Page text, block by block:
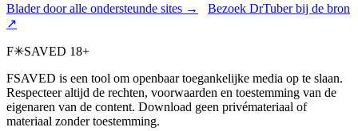
Blader door alle ondersteunde sites →
Bezoek DrTuber bij de bron
↗
F✳SAVED 18+
FSAVED is een tool om openbaar toegankelijke media op te slaan.
Respecteer altijd de rechten, voorwaarden en toestemming van de
eigenaren van de content. Download geen privémateriaal of
materiaal zonder toestemming.